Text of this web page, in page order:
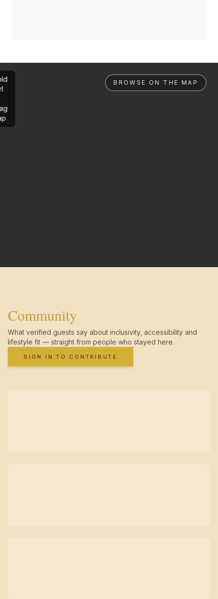
BROWSE ON THE MAP
Community
What verified guests say about inclusivity, accessibility and
lifestyle fit — straight from people who stayed here.
SIGN IN TO CONTRIBUTE